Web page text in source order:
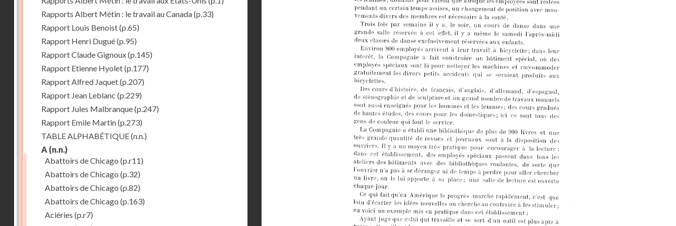
Rapports Albert Métin : le travail au Canada(p.33)
Rapport Louis Benoist(p.65)
Rapport Henri Dugué(p.95)
Rapport Claude Gignoux(p.145)
Rapport Etienne Hyolet(p.177)
Rapport Alfred Jaquet(p.207)
Rapport Jean Leblanc (p.229)
Rapport Jules Malbranque(p.247)
Rapport Emile Martin(p.273)
TABLE ALPHABÉTIQUE(n.n.)
A (n.n.)
Abattoirs de Chicago (p.r11)
Abattoirs de Chicago (p.32)
Abattoirs de Chicago (p.82)
Abattoirs de Chicago (p.163)
Aciéries (p.r7)